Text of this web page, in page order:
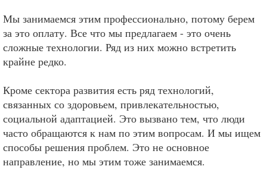
Мы занимаемся этим профессионально, потому берем
за это оплату. Все что мы предлагаем - это очень
сложные технологии. Ряд из них можно встретить
крайне редко.
Кроме сектора развития есть ряд технологий,
связанных со здоровьем, привлекательностью,
социальной адаптацией. Это вызвано тем, что люди
часто обращаются к нам по этим вопросам. И мы ищем
способы решения проблем. Это не основное
направление, но мы этим тоже занимаемся.